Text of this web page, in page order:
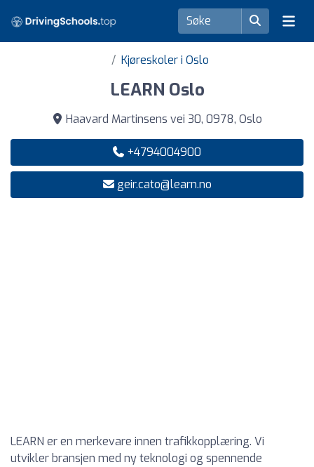
Kjøreskoler i Oslo
LEARN Oslo
Haavard Martinsens vei 30, 0978, Oslo
+4794004900
geir.cato@learn.no
LEARN er en merkevare innen trafikkopplæring. Vi
utvikler bransjen med ny teknologi og spennende